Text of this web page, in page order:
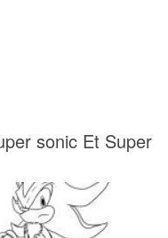
sonic Et Super